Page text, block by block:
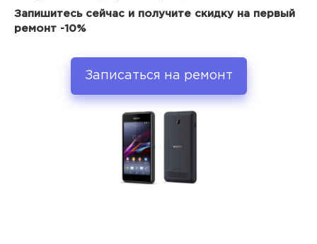
Запишитесь сейчас и получите скидку на первый
ремонт -10%
Записаться на ремонт